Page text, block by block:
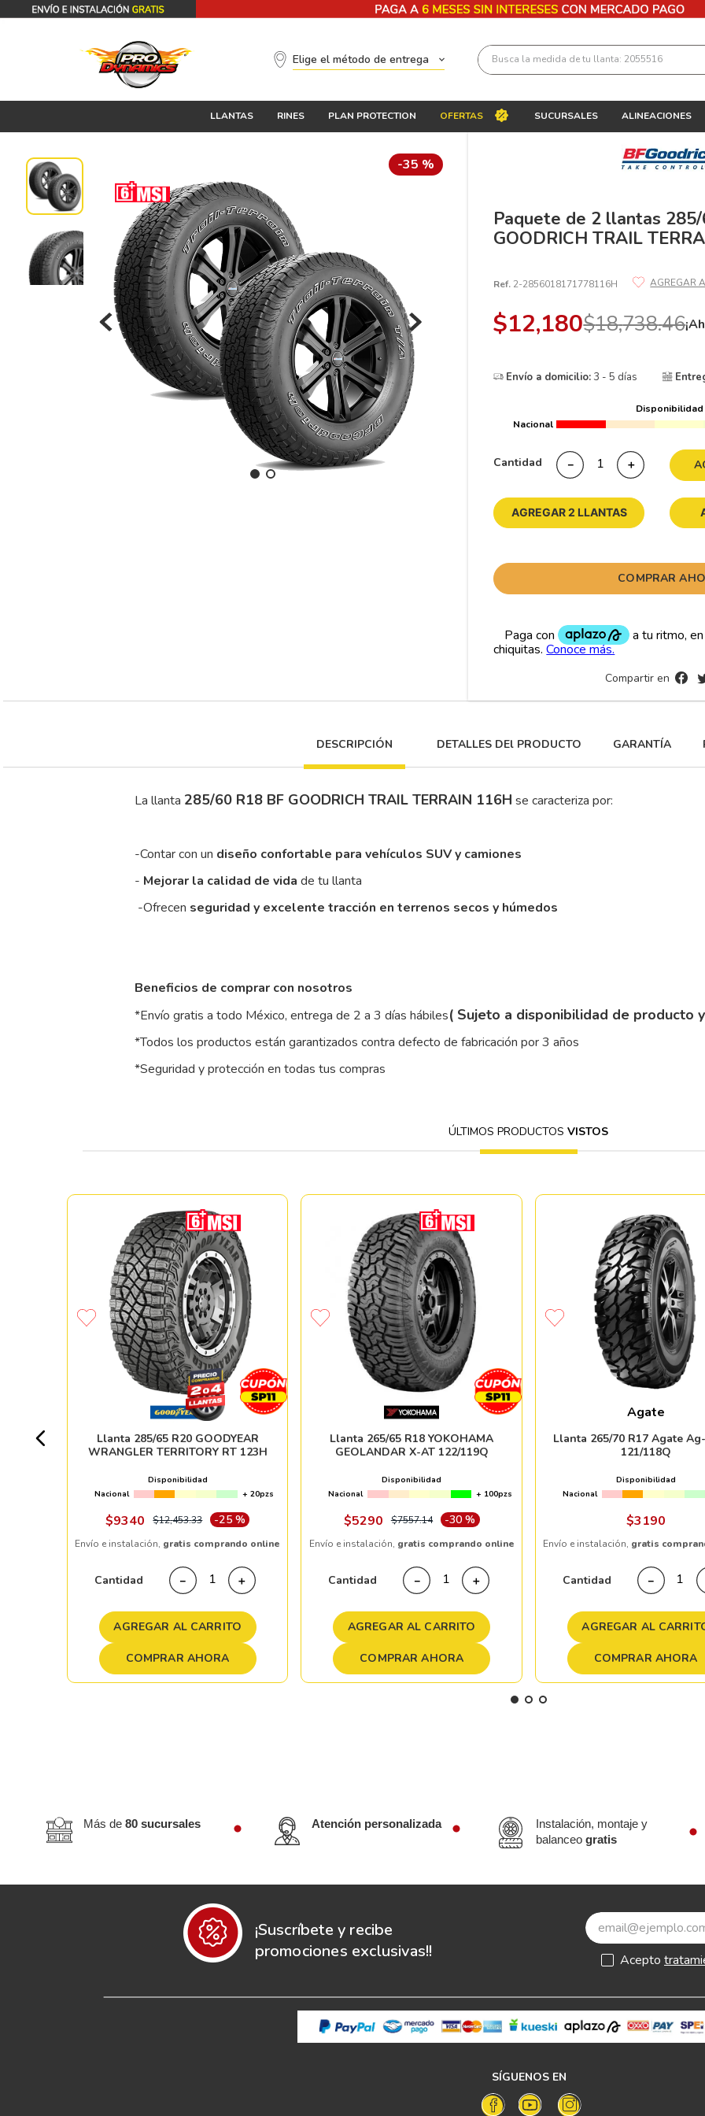
Elige el método de entrega Busca la medida de tu llanta: 2055516
LLANTAS RINES PLAN PROTECTION OFERTAS SUCURSALES ALINEACIONES
-35 %
Paquete de 2 llantas
GOODRICH TRAIL
Ref. 2-2856018171778116H
$12,180$18,738.46
Envío a domicilio:3 - 5 días
Disponibilidad
Nacional
Cantidad ＋
－
AGREGAR 2 LLANTAS
COMPRAR
Compartir en
DESCRIPCIÓN DETALLES DEl PRODUCTO GARANTÍA
La llanta 285/60 R18 BF GOODRICH TRAIL TERRAIN 116H se caracteriza por:
-Contar con un diseño confortable para vehículos SUV y camiones
- Mejorar la calidad de vida de tu llanta
-Ofrecen seguridad y excelente tracción en terrenos secos y húmedos
Beneficios de comprar con nosotros
*Envío gratis a todo México, entrega de 2 a 3 días hábiles( Sujeto a disponibilidad de producto
*Todos los productos están garantizados contra defecto de fabricación por 3 años
*Seguridad y protección en todas tus compras
ÚLTIMOS PRODUCTOSVISTOS
Llanta 285/65 R20 GOODYEAR
WRANGLER TERRITORY RT 123H
Disponibilidad
Nacional
+ 20pzs
$9340 $12,453.33 -25 %
Envío e instalación, gratis comprando online
Cantidad ＋
－
AGREGAR AL CARRITO
COMPRAR AHORA
Llanta 265/65 R18 YOKOHAMA
GEOLANDAR X-AT 122/119Q
Disponibilidad
Nacional
+ 100pzs
$5290 $7557.14 -30 %
Envío e instalación, gratis comprando online
Cantidad ＋
－
AGREGAR AL CARRITO
COMPRAR AHORA
Agate
Llanta 265/70 R17 Agate
121/118Q
Disponibilidad
Nacional
$3190
Envío e instalación, gratis
Cantidad －
AGREGAR AL
COMPRAR AHORA
Más de 80 sucursales Atención personalizada
Instalación, montaje y
balanceogratis
¡Suscríbete y recibe
promociones exclusivas!!
Acepto
SÍGUENOS EN
Términos más buscados
195 65 15